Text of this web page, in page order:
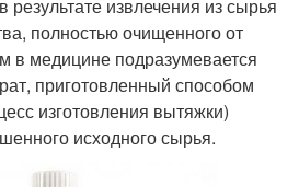
извлечения из сырья
полностью очищенного от
в медицине подразумевается
приготовленный способом
изготовления вытяжки)
исходного сырья.